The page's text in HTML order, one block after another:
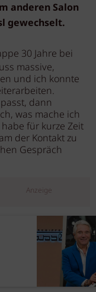
anderen Salon
gewechselt.
30 Jahre bei
massive,
und ich konnte
dann
was mache ich
für kurze Zeit
der Kontakt zu
Gespräch
Anzeige